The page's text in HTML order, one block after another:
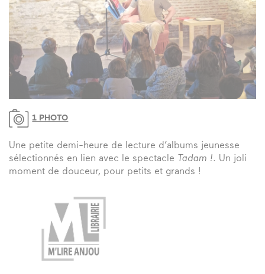
1 PHOTO
Une petite demi-heure de lecture d’albums jeunesse
sélectionnés en lien avec le spectacle Tadam !. Un joli
moment de douceur, pour petits et grands !